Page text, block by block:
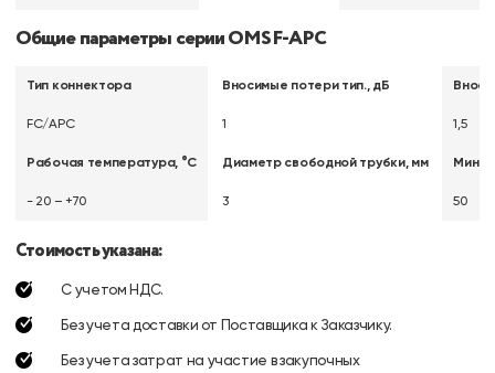
Общие параметры серии OMSF-APC
Тип коннектора
FC/APC
Рабочая температура, °C
- 20 – +70
Вносимые потери тип., дБ
1
Диаметр свободной трубки, мм
3
1,5
50
Стоимость указана:
С учетом НДС.
Без учета доставки от Поставщика к Заказчику.
Без учета затрат на участие в закупочных